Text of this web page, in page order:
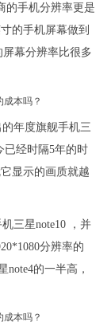
的手机分辨率更是
的手机屏幕做到
幕分辨率比很多
年度旗舰手机三
已经时隔5年的时
显示的画质就越
三星note10 ，并
分辨率的
的一半高，